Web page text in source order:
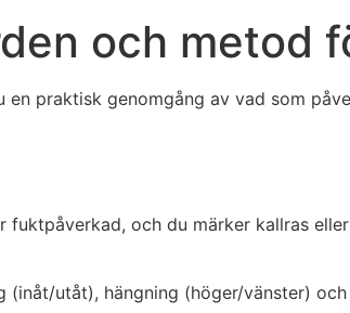
och metod
praktisk genomgång av vad som
och du märker kallras
utåt), hängning (höger/vänster)